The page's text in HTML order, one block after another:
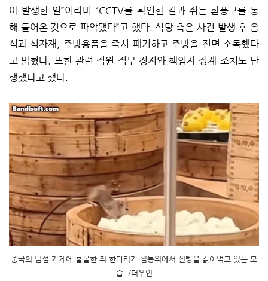
아 발생한 일”이라며 “CCTV를 확인한 결과 쥐는 환풍구를 통
해 들어온 것으로 파악됐다”고 했다. 식당 측은 사건 발생 후 음
식과 식자재, 주방용품을 즉시 폐기하고 주방을 전면 소독했다
고 밝혔다. 또한 관련 직원 직무 정지와 책임자 징계 조치도 단
행했다고 했다.
중국의 딤섬 가게에 출몰한 쥐 한마리가 찜통위에서 찐빵을 갉아먹고 있는 모
습. /더우인